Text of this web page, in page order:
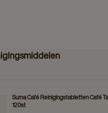
Suma Café Reinigingstabletten Café
120st